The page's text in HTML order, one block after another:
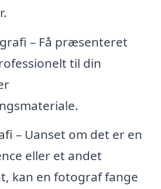
– Få præsenteret
til din
– Uanset om det er en
eller et andet
kan en fotograf fange